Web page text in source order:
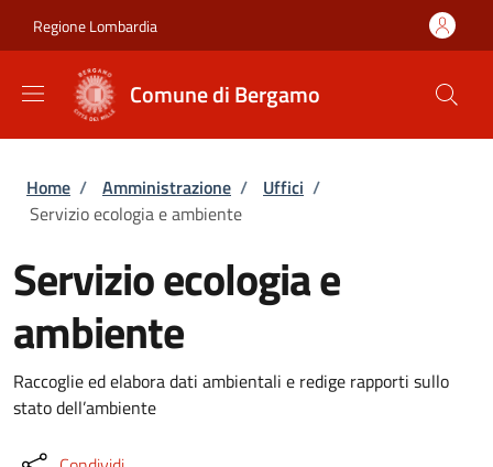
Regione Lombardia
Comune di Bergamo
Briciole di pane
Home / Amministrazione / Uffici /
Servizio ecologia e ambiente
Servizio ecologia e
ambiente
Raccoglie ed elabora dati ambientali e redige rapporti sullo
stato dell’ambiente